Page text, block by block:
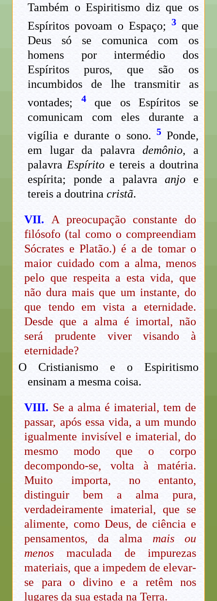
Também o Espiritismo diz que os
Espíritos povoam o Espaço; 3que
Deus só se comunica com os
homens por intermédio dos
Espíritos puros, que são os
incumbidos de lhe transmitir as
vontades;
4que os Espíritos se
comunicam com eles durante a
vigília e durante o sono. 5Ponde,
em lugar da palavrademônio, a
palavra Espírito e tereis a doutrina
espírita; ponde a palavraanjo e
tereis a doutrinacristã.
VII. A preocupação constante do
filósofo (tal como o compreendiam
Sócrates e Platão.) é a de tomar o
maior cuidado com a alma, menos
pelo que respeita a esta vida, que
não dura mais que um instante, do
que tendo em vista a eternidade.
Desde que a alma é imortal, não
será prudente viver visando à
eternidade?
O Cristianismo e o Espiritismo
ensinam a mesma coisa.
VIII. Se a alma é imaterial, tem de
passar, após essa vida, a um mundo
igualmente invisível e imaterial, do
mesmo modo que o corpo
decompondo-se, volta à matéria.
Muito importa, no entanto,
distinguir bem a alma pura,
verdadeiramente imaterial, que se
alimente, como Deus, de ciência e
pensamentos, da alma mais ou
menos maculada de impurezas
materiais, que a impedem de elevar-
se para o divino e a retêm nos
lugares da sua estada na Terra.